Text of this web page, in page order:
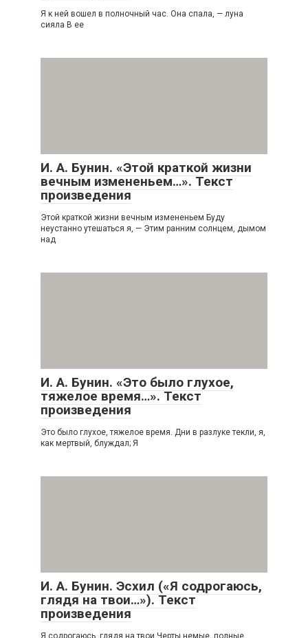
Я к ней вошел в полночный час. Она спала, — луна
сияла В ее
И. А. Бунин. «Этой краткой жизни
вечным измененьем…». Текст
произведения
Этой краткой жизни вечным измененьем Буду
неустанно утешаться я, — Этим ранним солнцем, дымом
над
И. А. Бунин. «Это было глухое,
тяжелое время…». Текст
произведения
Это было глухое, тяжелое время. Дни в разлуке текли, я,
как мертвый, блуждал; Я
И. А. Бунин. Эсхил («Я содрогаюсь,
глядя на твои…»). Текст
произведения
Я содрогаюсь, глядя на твои Черты немые, полные